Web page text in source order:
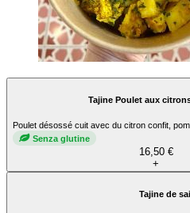
Tajine Poulet aux
Poulet désossé cuit avec du citron confit,
Senza glutine
16,50 €
+
Tajine de